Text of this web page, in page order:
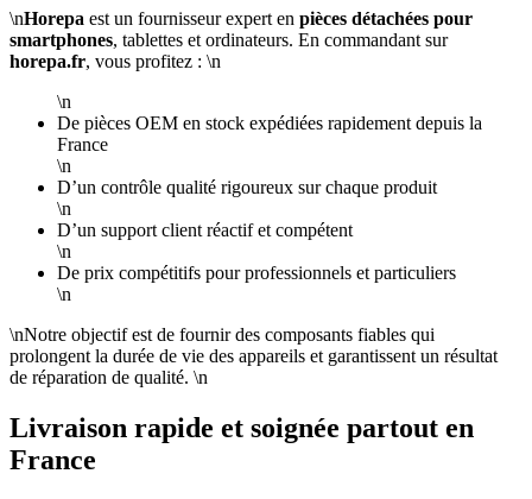
\nHorepa est un fournisseur expert en pièces détachées pour
smartphones, tablettes et ordinateurs. En commandant sur
horepa.fr, vous profitez : \n
\n
De pièces OEM en stock expédiées rapidement depuis la
France
\n
D’un contrôle qualité rigoureux sur chaque produit
\n
D’un support client réactif et compétent
\n
De prix compétitifs pour professionnels et particuliers
\n
\nNotre objectif est de fournir des composants fiables qui
prolongent la durée de vie des appareils et garantissent un résultat
de réparation de qualité. \n
Livraison rapide et soignée partout en
France